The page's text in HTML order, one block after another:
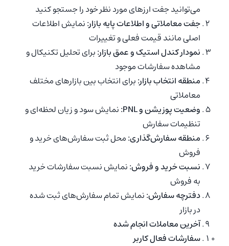
می‌توانید جفت ارزهای مورد نظر خود را جستجو کنید
جفت معاملاتی و اطلاعات پایه بازار:نمایش اطلاعات
اصلی مانند قیمت فعلی و تغییرات
نمودار کندل استیک و عمق بازار:برای تحلیل تکنیکال و
مشاهده سفارشات موجود
منطقه انتخاب بازار:برای انتخاب بین بازارهای مختلف
معاملاتی
وضعیت پوزیشن و PNL:
نمایش سود و زیان لحظه‌ای و
تنظیمات سفارش
منطقه سفارش‌گذاری:محل ثبت سفارش‌های خرید و
فروش
نسبت خرید و فروش:نمایش نسبت سفارشات خرید
به فروش
دفترچه سفارش:نمایش تمام سفارش‌های ثبت شده
در بازار
آخرین معاملات انجام شده
سفارشات فعال کاربر